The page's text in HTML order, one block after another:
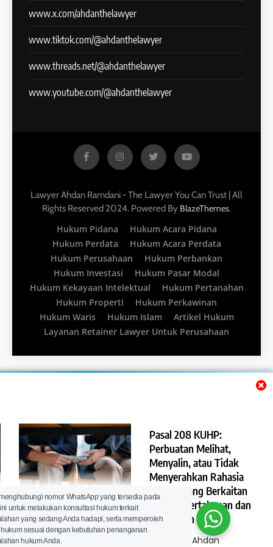
Pasal 209 KUHP:
Pemberatan Pidana
terhadap Tindak Pidana
Rahasia Negara dan
Pasal 208 KUHP:
Perbuatan Melihat,
Menyalin, atau Tidak
Menyerahkan Rahasia
Negara yang Berkaitan
dengan Pertahanan dan
Keamanan Negara
Lawyer Ahdan
www.x.com/ahdanthelawyer
www.tiktok.com/@ahdanthelawyer
www.threads.net/@ahdanthelawyer
www.youtube.com/@ahdanthelawyer
Lawyer Ahdan Ramdani - The Lawyer You Can Trust | All
Rights Reserved 2024. Powered By BlazeThemes.
Hukum Pidana
Hukum Acara Pidana
Hukum Perdata
Hukum Acara Perdata
Hukum Perusahaan
Hukum Perbankan
Hukum Investasi
Hukum Pasar Modal
Hukum Kekayaan Intelektual
Hukum Pertanahan
Hukum Properti
Hukum Perkawinan
Hukum Waris
Hukum Islam
Artikel Hukum
Layanan Retainer Lawyer Untuk Perusahaan
nomor WhatsApp yang tersedia pada
untuk melakukan konsultasi hukum terkait
yang sedang Anda hadapi, serta memperoleh
sesuai dengan kebutuhan penanganan
hukum Anda.